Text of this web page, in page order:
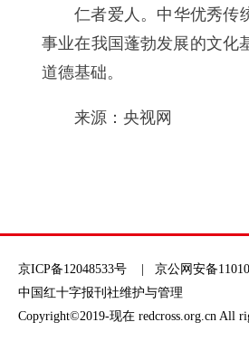
仁者爱人。中华优秀传
事业在我国蓬勃发展的文化
道德基础。
来源：央视网
京ICP备12048533号 | 京公网安备
中国红十字报刊社维护与管理
Copyright©2019-现在 redcross.org.cn All